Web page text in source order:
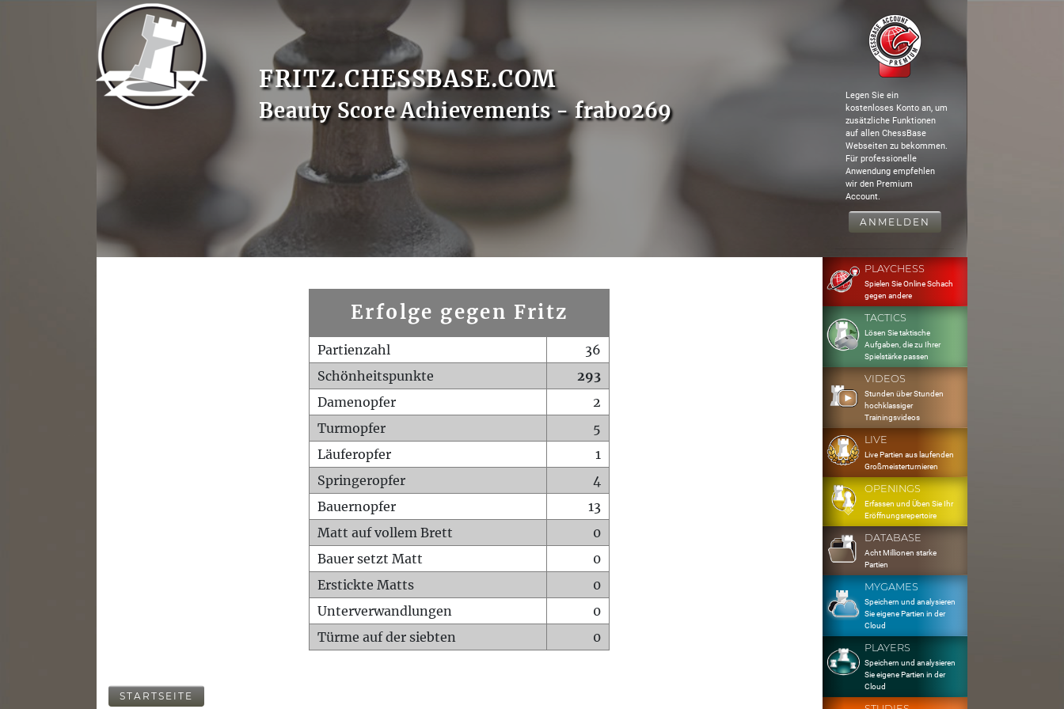
FRITZ.CHESSBASE.COM
Beauty Score Achievements - frabo269
Legen Sie ein
kostenloses Konto an, um
zusätzliche Funktionen
auf allen ChessBase
Webseiten zu bekommen.
Für professionelle
Anwendung empfehlen
wir den Premium
Account.
ANMELDEN
Erfolge gegen Fritz
Partienzahl
36
Schönheitspunkte
293
Damenopfer
2
Turmopfer
5
Läuferopfer
1
Springeropfer
4
Bauernopfer
13
Matt auf vollem Brett
0
Bauer setzt Matt
0
Erstickte Matts
0
Unterverwandlungen
0
Türme auf der siebten
0
STARTSEITE
PLAYCHESS
Spielen Sie Online Schach
gegen andere
TACTICS
Lösen Sie taktische
Aufgaben, die zu Ihrer
Spielstärke passen
VIDEOS
Stunden über Stunden
hochklassiger
Trainingsvideos
LIVE
Live Partien aus laufenden
Großmeisterturnieren
OPENINGS
Erfassen und Üben Sie Ihr
Eröffnungsrepertoire
DATABASE
Acht Millionen starke
Partien
MYGAMES
Speichern und analysieren
Sie eigene Partien in der
Cloud
PLAYERS
Speichern und analysieren
Sie eigene Partien in der
Cloud